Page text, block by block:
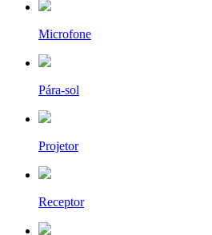
Microfone
Pára-sol
Projetor
Receptor